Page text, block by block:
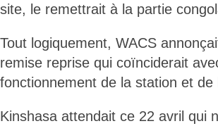
site, le remettrait à la partie
Tout logiquement, WACS
remise reprise qui coïnciderait
fonctionnement de la station et
Kinshasa attendait ce 22 avril qui